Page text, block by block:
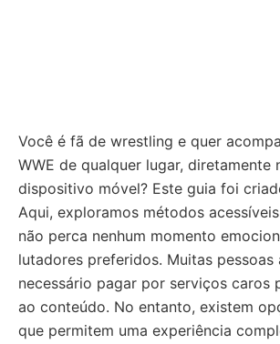
Você é fã de wrestling e quer
WWE de qualquer lugar, diretamente
dispositivo móvel? Este guia foi
Aqui, exploramos métodos
não perca nenhum momento
lutadores preferidos. Muitas pessoas
necessário pagar por serviços caros
ao conteúdo. No entanto, existem
que permitem uma experiência